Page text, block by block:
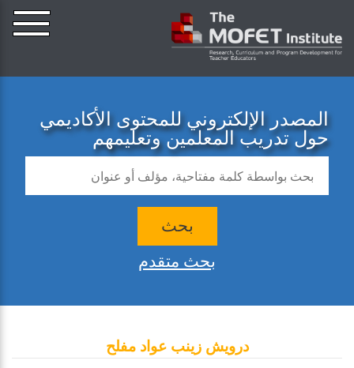
المصدر الإلكتروني للمحتوى الأكاديمي
حول تدريب المعلمين وتعليمهم
بحث
بحث متقدم
درويش زينب عواد مفلح